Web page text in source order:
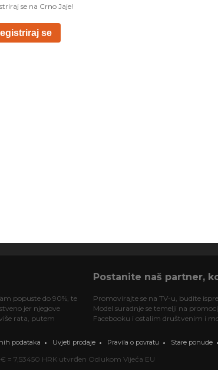
se na Crno Jaje!
se
popuste do 90%, te
jer njegove
rata, putem
Postanite naš partner,
Promovirajte se na TV-u, budite
Model suradnje se temelji na
Facebooku i ostalim društvenim i
podataka Uvjeti prodaje Pravila o povratu Stare ponude
= 7,53450 HRK utvrđen Odlukom Vijeća EU